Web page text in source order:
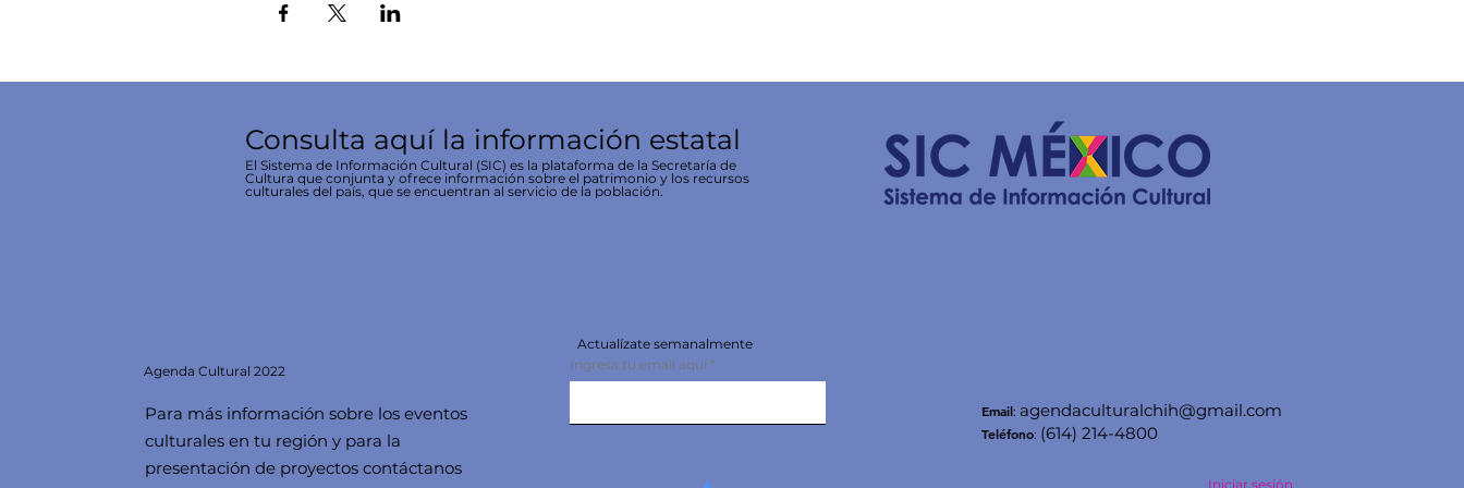
Consulta aquí la información estatal
El Sistema de Información Cultural (SIC) es la plataforma de la Secretaría de
Cultura que conjunta y ofrece información sobre el patrimonio y los recursos
culturales del país, que se encuentran al servicio de la población.
AgendaCultural 2022
Para más información sobre los eventos
culturales en tu región y para la
presentación de proyectos contáctanos
Actualízate semanalmente
Ingresa tu email aquí
Iniciar sesión
Email: agendaculturalchih@gmail.com
Teléfono: (614) 214-4800